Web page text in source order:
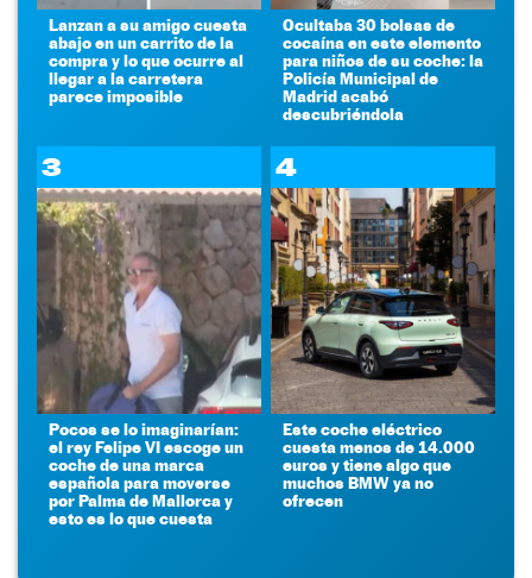
Lanzan a su amigo cuesta
abajo en un carrito de la
compra y lo que ocurre al
llegar a la carretera
parece imposible
Ocultaba 30 bolsas de
cocaína en este elemento
para niños de su coche: la
Policía Municipal de
Madrid acabó
descubriéndola
3
Pocos se lo imaginarían:
el rey Felipe VI escoge un
coche de una marca
española para moverse
por Palma de Mallorca y
esto es lo que cuesta
4
Este coche eléctrico
cuesta menos de 14.000
euros y tiene algo que
muchos BMW ya no
ofrecen